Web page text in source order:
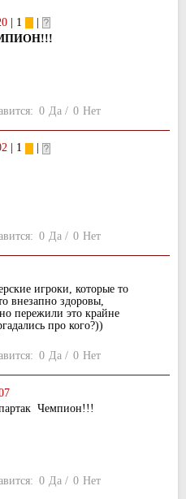
| 1
|
0 Да / 0 Нет
| 1
0 Да / 0 Нет
игроки, которые то
внезапно здоровы,
пережили это крайне
про кого?))
0 Да / 0 Нет
Чемпион!!!
0 Да / 0 Нет